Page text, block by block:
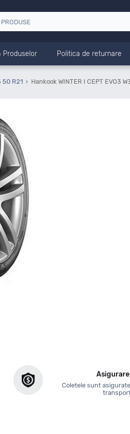
Produselor Politica de returnare
50 R21 Hankook WINTER I CEPT EVO3
Coletele sunt